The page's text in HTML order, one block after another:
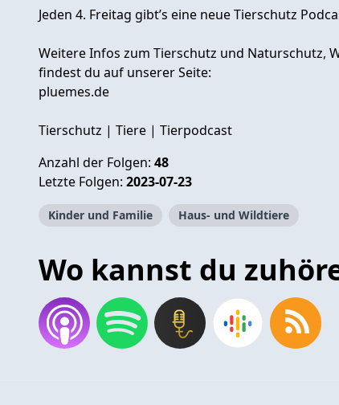
Jeden 4. Freitag gibt’s eine neue Tierschutz
Weitere Infos zum Tierschutz und Naturschutz,
findest du auf unserer Seite:
pluemes.de
Tierschutz | Tiere | Tierpodcast
Anzahl der Folgen: 48
Letzte Folgen: 2023-07-23
Kinder und Familie Haus- und Wildtiere
Wo kannst du